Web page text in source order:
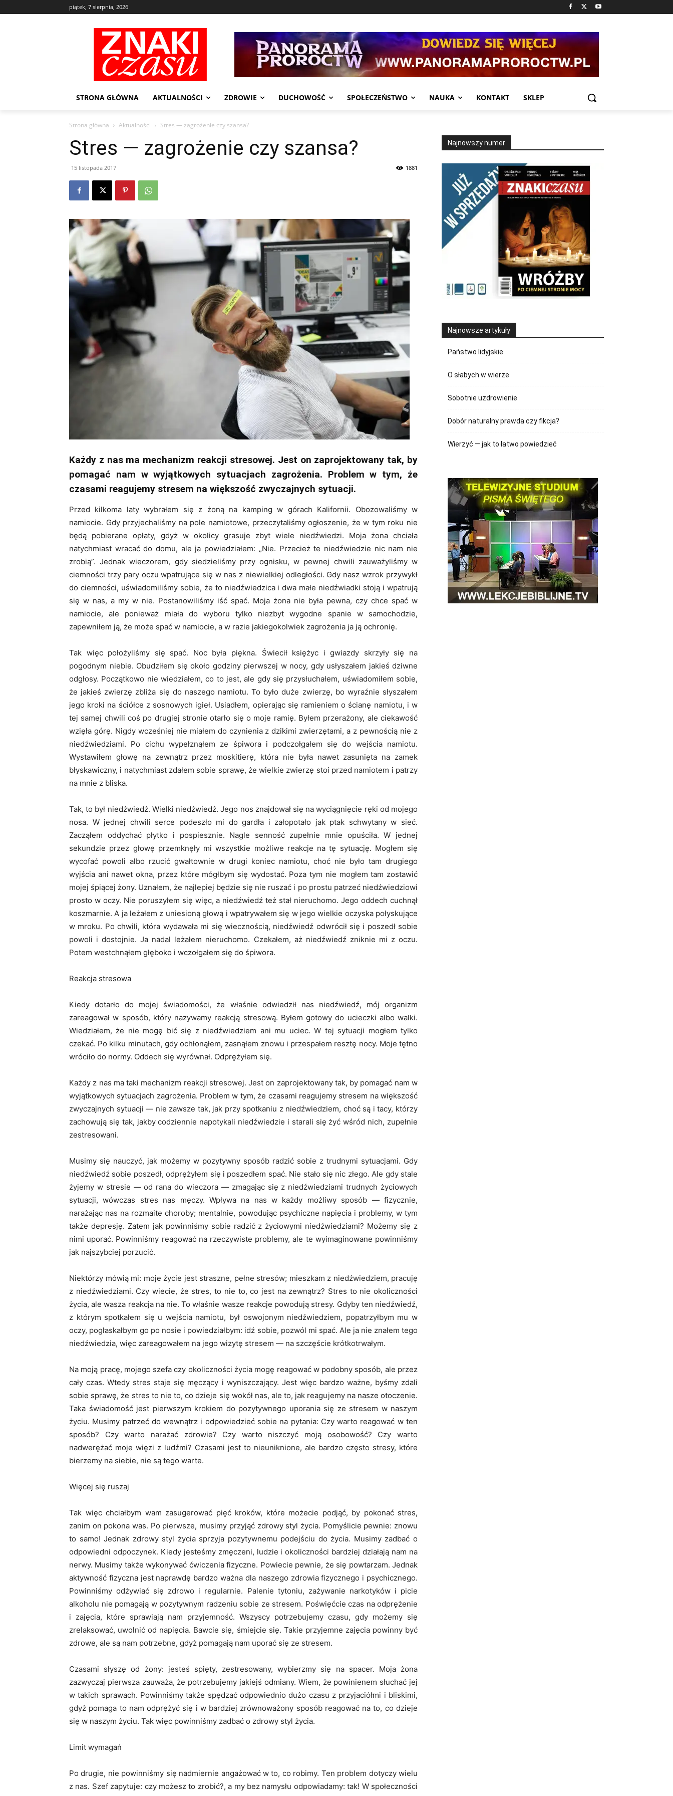
piątek, 7 sierpnia, 2026
STRONA GŁÓWNA AKTUALNOŚCI ZDROWIE DUCHOWOŚĆ SPOŁECZEŃSTWO NAUKA KONTAKT SKLEP
Strona główna Aktualności Stres — zagrożenie czy szansa?
Stres — zagrożenie czy szansa?
15 listopada 2017 1881
Każdy z nas ma mechanizm reakcji stresowej. Jest on zaprojektowany tak, by
pomagać nam w wyjątkowych sytuacjach zagrożenia. Problem w tym, że
czasami reagujemy stresem na większość zwyczajnych sytuacji.
Przed kilkoma laty wybrałem się z żoną na kamping w górach Kalifornii. Obozowaliśmy w
namiocie. Gdy przyjechaliśmy na pole namiotowe, przeczytaliśmy ogłoszenie, że w tym roku nie
będą pobierane opłaty, gdyż w okolicy grasuje zbyt wiele niedźwiedzi. Moja żona chciała
natychmiast wracać do domu, ale ja powiedziałem: „Nie. Przecież te niedźwiedzie nic nam nie
zrobią”. Jednak wieczorem, gdy siedzieliśmy przy ognisku, w pewnej chwili zauważyliśmy w
ciemności trzy pary oczu wpatrujące się w nas z niewielkiej odległości. Gdy nasz wzrok przywykł
do ciemności, uświadomiliśmy sobie, że to niedźwiedzica i dwa małe niedźwiadki stoją i wpatrują
się w nas, a my w nie. Postanowiliśmy iść spać. Moja żona nie była pewna, czy chce spać w
namiocie, ale ponieważ miała do wyboru tylko niezbyt wygodne spanie w samochodzie,
zapewniłem ją, że może spać w namiocie, a w razie jakiegokolwiek zagrożenia ja ją ochronię.
Tak więc położyliśmy się spać. Noc była piękna. Świecił księżyc i gwiazdy skrzyły się na
pogodnym niebie. Obudziłem się około godziny pierwszej w nocy, gdy usłyszałem jakieś dziwne
odgłosy. Początkowo nie wiedziałem, co to jest, ale gdy się przysłuchałem, uświadomiłem sobie,
że jakieś zwierzę zbliża się do naszego namiotu. To było duże zwierzę, bo wyraźnie słyszałem
jego kroki na ściółce z sosnowych igieł. Usiadłem, opierając się ramieniem o ścianę namiotu, i w
tej samej chwili coś po drugiej stronie otarło się o moje ramię. Byłem przerażony, ale ciekawość
wzięła górę. Nigdy wcześniej nie miałem do czynienia z dzikimi zwierzętami, a z pewnością nie z
niedźwiedziami. Po cichu wypełznąłem ze śpiwora i podczołgałem się do wejścia namiotu.
Wystawiłem głowę na zewnątrz przez moskitierę, która nie była nawet zasunięta na zamek
błyskawiczny, i natychmiast zdałem sobie sprawę, że wielkie zwierzę stoi przed namiotem i patrzy
na mnie z bliska.
Tak, to był niedźwiedź. Wielki niedźwiedź. Jego nos znajdował się na wyciągnięcie ręki od mojego
nosa. W jednej chwili serce podeszło mi do gardła i załopotało jak ptak schwytany w sieć.
Zacząłem oddychać płytko i pospiesznie. Nagle senność zupełnie mnie opuściła. W jednej
sekundzie przez głowę przemknęły mi wszystkie możliwe reakcje na tę sytuację. Mogłem się
wycofać powoli albo rzucić gwałtownie w drugi koniec namiotu, choć nie było tam drugiego
wyjścia ani nawet okna, przez które mógłbym się wydostać. Poza tym nie mogłem tam zostawić
mojej śpiącej żony. Uznałem, że najlepiej będzie się nie ruszać i po prostu patrzeć niedźwiedziowi
prosto w oczy. Nie poruszyłem się więc, a niedźwiedź też stał nieruchomo. Jego oddech cuchnął
koszmarnie. A ja leżałem z uniesioną głową i wpatrywałem się w jego wielkie oczyska połyskujące
w mroku. Po chwili, która wydawała mi się wiecznością, niedźwiedź odwrócił się i poszedł sobie
powoli i dostojnie. Ja nadal leżałem nieruchomo. Czekałem, aż niedźwiedź zniknie mi z oczu.
Potem westchnąłem głęboko i wczołgałem się do śpiwora.
Reakcja stresowa
Kiedy dotarło do mojej świadomości, że właśnie odwiedził nas niedźwiedź, mój organizm
zareagował w sposób, który nazywamy reakcją stresową. Byłem gotowy do ucieczki albo walki.
Wiedziałem, że nie mogę bić się z niedźwiedziem ani mu uciec. W tej sytuacji mogłem tylko
czekać. Po kilku minutach, gdy ochłonąłem, zasnąłem znowu i przespałem resztę nocy. Moje tętno
wróciło do normy. Oddech się wyrównał. Odprężyłem się.
Każdy z nas ma taki mechanizm reakcji stresowej. Jest on zaprojektowany tak, by pomagać nam w
wyjątkowych sytuacjach zagrożenia. Problem w tym, że czasami reagujemy stresem na większość
zwyczajnych sytuacji — nie zawsze tak, jak przy spotkaniu z niedźwiedziem, choć są i tacy, którzy
zachowują się tak, jakby codziennie napotykali niedźwiedzie i starali się żyć wśród nich, zupełnie
zestresowani.
Musimy się nauczyć, jak możemy w pozytywny sposób radzić sobie z trudnymi sytuacjami. Gdy
niedźwiedź sobie poszedł, odprężyłem się i poszedłem spać. Nie stało się nic złego. Ale gdy stale
żyjemy w stresie — od rana do wieczora — zmagając się z niedźwiedziami trudnych życiowych
sytuacji, wówczas stres nas męczy. Wpływa na nas w każdy możliwy sposób — fizycznie,
narażając nas na rozmaite choroby; mentalnie, powodując psychiczne napięcia i problemy, w tym
także depresję. Zatem jak powinniśmy sobie radzić z życiowymi niedźwiedziami? Możemy się z
nimi uporać. Powinniśmy reagować na rzeczywiste problemy, ale te wyimaginowane powinniśmy
jak najszybciej porzucić.
Niektórzy mówią mi: moje życie jest straszne, pełne stresów; mieszkam z niedźwiedziem, pracuję
z niedźwiedziami. Czy wiecie, że stres, to nie to, co jest na zewnątrz? Stres to nie okoliczności
życia, ale wasza reakcja na nie. To właśnie wasze reakcje powodują stresy. Gdyby ten niedźwiedź,
z którym spotkałem się u wejścia namiotu, był oswojonym niedźwiedziem, popatrzyłbym mu w
oczy, pogłaskałbym go po nosie i powiedziałbym: idź sobie, pozwól mi spać. Ale ja nie znałem tego
niedźwiedzia, więc zareagowałem na jego wizytę stresem — na szczęście krótkotrwałym.
Na moją pracę, mojego szefa czy okoliczności życia mogę reagować w podobny sposób, ale przez
cały czas. Wtedy stres staje się męczący i wyniszczający. Jest więc bardzo ważne, byśmy zdali
sobie sprawę, że stres to nie to, co dzieje się wokół nas, ale to, jak reagujemy na nasze otoczenie.
Taka świadomość jest pierwszym krokiem do pozytywnego uporania się ze stresem w naszym
życiu. Musimy patrzeć do wewnątrz i odpowiedzieć sobie na pytania: Czy warto reagować w ten
sposób? Czy warto narażać zdrowie? Czy warto niszczyć moją osobowość? Czy warto
nadwerężać moje więzi z ludźmi? Czasami jest to nieuniknione, ale bardzo często stresy, które
bierzemy na siebie, nie są tego warte.
Więcej się ruszaj
Tak więc chciałbym wam zasugerować pięć kroków, które możecie podjąć, by pokonać stres,
zanim on pokona was. Po pierwsze, musimy przyjąć zdrowy styl życia. Pomyślicie pewnie: znowu
to samo! Jednak zdrowy styl życia sprzyja pozytywnemu podejściu do życia. Musimy zadbać o
odpowiedni odpoczynek. Kiedy jesteśmy zmęczeni, ludzie i okoliczności bardziej działają nam na
nerwy. Musimy także wykonywać ćwiczenia fizyczne. Powiecie pewnie, że się powtarzam. Jednak
aktywność fizyczna jest naprawdę bardzo ważna dla naszego zdrowia fizycznego i psychicznego.
Powinniśmy odżywiać się zdrowo i regularnie. Palenie tytoniu, zażywanie narkotyków i picie
alkoholu nie pomagają w pozytywnym radzeniu sobie ze stresem. Poświęćcie czas na odprężenie
i zajęcia, które sprawiają nam przyjemność. Wszyscy potrzebujemy czasu, gdy możemy się
zrelaksować, uwolnić od napięcia. Bawcie się, śmiejcie się. Takie przyjemne zajęcia powinny być
zdrowe, ale są nam potrzebne, gdyż pomagają nam uporać się ze stresem.
Czasami słyszę od żony: jesteś spięty, zestresowany, wybierzmy się na spacer. Moja żona
zazwyczaj pierwsza zauważa, że potrzebujemy jakiejś odmiany. Wiem, że powinienem słuchać jej
w takich sprawach. Powinniśmy także spędzać odpowiednio dużo czasu z przyjaciółmi i bliskimi,
gdyż pomaga to nam odprężyć się i w bardziej zrównoważony sposób reagować na to, co dzieje
się w naszym życiu. Tak więc powinniśmy zadbać o zdrowy styl życia.
Limit wymagań
Po drugie, nie powinniśmy się nadmiernie angażować w to, co robimy. Ten problem dotyczy wielu
z nas. Szef zapytuje: czy możesz to zrobić?, a my bez namysłu odpowiadamy: tak! W społeczności
Najnowszy numer
Najnowsze artykuły
Państwo lidyjskie
O słabych w wierze
Sobotnie uzdrowienie
Dobór naturalny prawda czy fikcja?
Wierzyć — jak to łatwo powiedzieć